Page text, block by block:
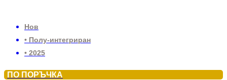
Нов
• Полу-интегриран
• 2025
ПО ПОРЪЧКА